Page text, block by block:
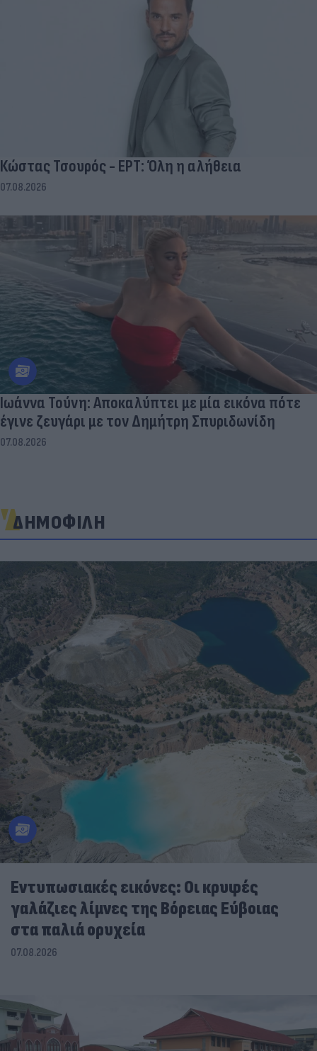
Κώστας Τσουρός - ΕΡΤ: Όλη η αλήθεια
07.08.2026
Ιωάννα Τούνη: Αποκαλύπτει με μία εικόνα πότε
έγινε ζευγάρι με τον Δημήτρη Σπυριδωνίδη
07.08.2026
ΔΗΜΟΦΙΛΗ
Εντυπωσιακές εικόνες: Οι κρυφές
γαλάζιες λίμνες της Βόρειας Εύβοιας
στα παλιά ορυχεία
07.08.2026